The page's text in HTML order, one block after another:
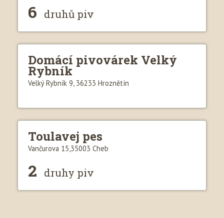
6 druhů piv
Domácí pivovárek Velký
Rybník
Velký Rybník 9, 36233 Hroznětín
Toulavej pes
Vančurova 15,35003 Cheb
2 druhy piv